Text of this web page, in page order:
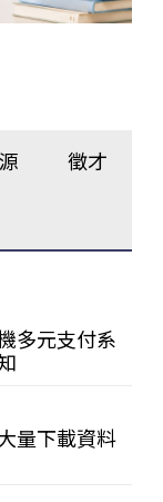
徵才
多元支付系
量下載資料